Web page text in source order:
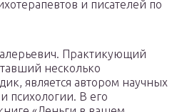
и писателей по
Практикующий
несколько
является автором научных
психологии. В его